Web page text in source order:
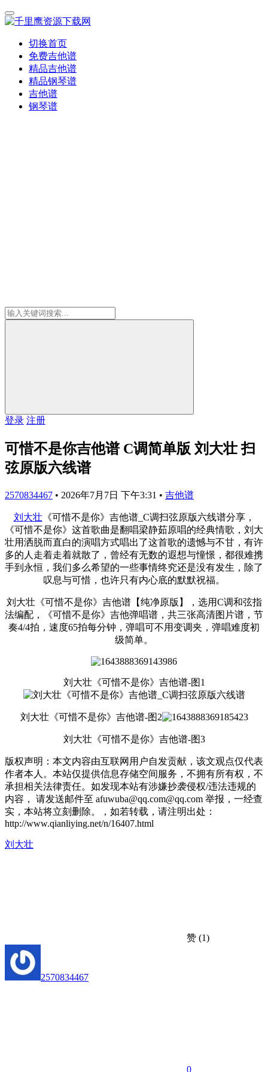
切换首页
免费吉他谱
精品吉他谱
精品钢琴谱
吉他谱
钢琴谱
登录 注册
可惜不是你吉他谱 C调简单版 刘大壮 扫
弦原版六线谱
2570834467 • 2026年7月7日 下午3:31 • 吉他谱
刘大壮《可惜不是你》吉他谱_C调扫弦原版六线谱分享，
《可惜不是你》这首歌曲是翻唱梁静茹原唱的经典情歌，刘大
壮用洒脱而直白的演唱方式唱出了这首歌的遗憾与不甘，有许
多的人走着走着就散了，曾经有无数的遐想与憧憬，都很难携
手到永恒，我们多么希望的一些事情终究还是没有发生，除了
叹息与可惜，也许只有内心底的默默祝福。
刘大壮《可惜不是你》吉他谱【纯净原版】，选用C调和弦指
法编配，《可惜不是你》吉他弹唱谱，共三张高清图片谱，节
奏4/4拍，速度65拍每分钟，弹唱可不用变调夹，弹唱难度初
级简单。
刘大壮《可惜不是你》吉他谱-图1
刘大壮《可惜不是你》吉他谱-图2
刘大壮《可惜不是你》吉他谱-图3
版权声明：本文内容由互联网用户自发贡献，该文观点仅代表
作者本人。本站仅提供信息存储空间服务，不拥有所有权，不
承担相关法律责任。如发现本站有涉嫌抄袭侵权/违法违规的
内容， 请发送邮件至 afuwuba@qq.com@qq.com 举报，一经查
实，本站将立刻删除。，如若转载，请注明出处：
http://www.qianliying.net/n/16407.html
刘大壮
赞 (1)
2570834467
0